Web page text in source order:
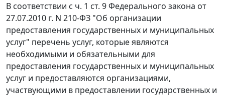
В соответствии с ч. 1 ст. 9Федерального закона от
27.07.2010 г. N 210-ФЗ "Об организации
предоставления государственных и муниципальных
услуг" перечень услуг, которые являются
необходимыми и обязательными для
предоставления государственных и муниципальных
услуг и предоставляются организациями,
участвующими в предоставлении государственных и